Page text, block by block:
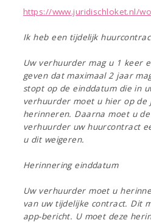
https://www.juridischloket.nl/
Ik heb een tijdelijk
Uw verhuurder mag u 1 keer
geven dat maximaal 2 jaar
stopt op de einddatum die in
verhuurder moet u hier op de
herinneren. Daarna moet u
verhuurder uw huurcontract
u dit weigeren.
Herinnering einddatum
Uw verhuurder moet u
van uw tijdelijke contract. Dit
app-bericht. U moet deze